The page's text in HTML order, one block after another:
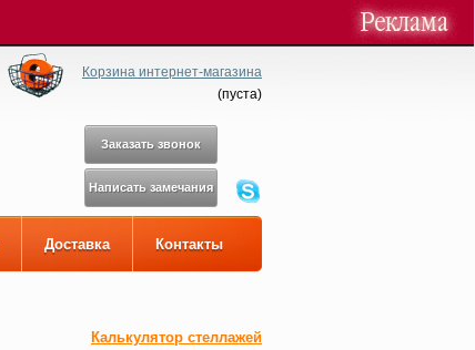
Корзина интернет-магазина
(пуста)
Заказать звонок
Написать замечания
Доставка Контакты
Калькулятор стеллажей